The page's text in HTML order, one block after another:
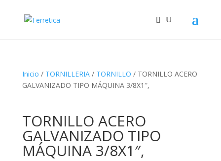
Inicio / TORNILLERIA/ TORNILLO / TORNILLO ACERO
GALVANIZADO TIPO MÁQUINA 3/8X1″,
TORNILLO ACERO
GALVANIZADO TIPO
MÁQUINA 3/8X1″,